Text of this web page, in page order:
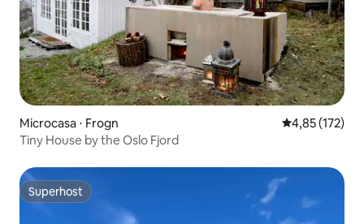
Microcasa ⋅ Frogn 4,85 de uma
4,85 (172)
Tiny House by the Oslo Fjord
Superhost
Superhost